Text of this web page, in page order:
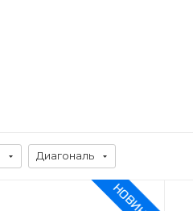
Диагональ